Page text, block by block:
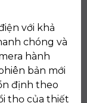
với khả
chóng và
hành
bản mới
định theo
thọ của thiết